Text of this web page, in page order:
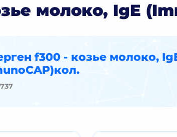
молоко, IgE
f300 - козье молоко,